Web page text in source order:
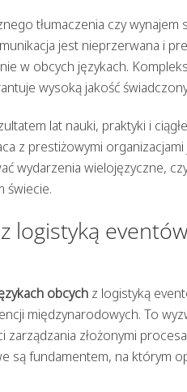
tłumaczenia czy wynajem
jest nieprzerwana i
w obcych językach.
wysoką jakość
lat nauki, praktyki i
z prestiżowymi organizacjami
wydarzenia wielojęzyczne,
świecie.
logistyką
obcych z logistyką
międzynarodowych. To
złożonymi
są fundamentem, na którym